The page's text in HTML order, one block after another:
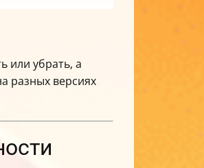
или убрать, а
разных версиях